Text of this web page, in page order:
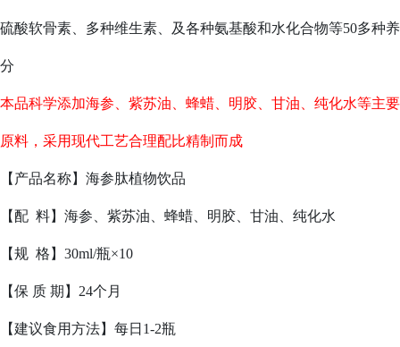
硫酸软骨素、多种维生素、及各种氨基酸和水化合物等50多种养
分
本品科学添加海参、紫苏油、蜂蜡、明胶、甘油、纯化水等主要
原料，采用现代工艺合理配比精制而成
【产品名称】海参肽植物饮品
【配 料】海参、紫苏油、蜂蜡、明胶、甘油、纯化水
【规 格】30ml/瓶×10
【保 质 期】24个月
【建议食用方法】每日1-2瓶